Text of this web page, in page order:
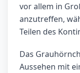
vor allem in
anzutreffen,
Teilen des
Das
Aussehen mit